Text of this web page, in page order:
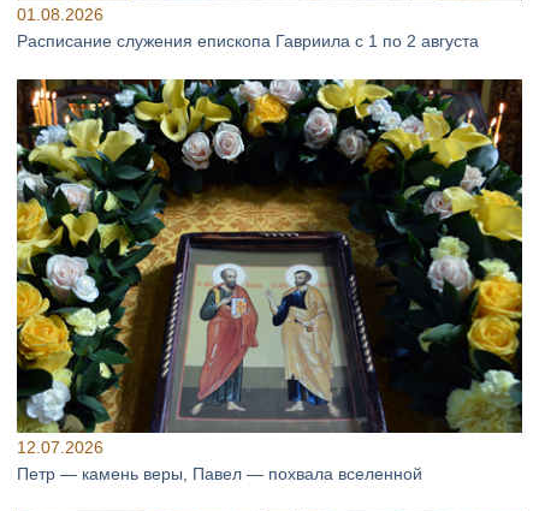
01.08.2026
Расписание служения епископа Гавриила с 1 по 2 августа
12.07.2026
Петр — камень веры, Павел — похвала вселенной